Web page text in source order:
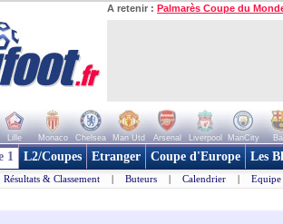
A retenir : Palmarès Coupe du
Lille Monaco Chelsea Man Utd Arsenal Liverpool ManCity
1 L2/Coupes Etranger Coupe d'Europe Les
Résultats & Classement | Buteurs | Calendrier | Equipe